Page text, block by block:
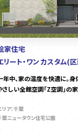
家住宅
リート・ワン カスタム(
年中、家の温度を快適に。
さしい全館空調「Z空調」の家
リア：千葉
葉ニュータウン住宅公園